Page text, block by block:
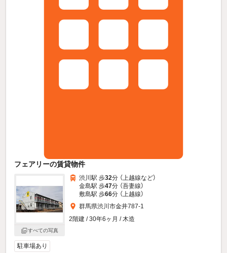
フェアリーの賃貸物件
すべての写真
渋川駅 歩32分 （上越線など）
金島駅 歩47分 （吾妻線）
敷島駅 歩66分 （上越線）
群馬県渋川市金井787-1
2階建 / 30年6ヶ月 / 木造
駐車場あり